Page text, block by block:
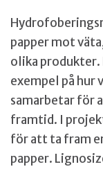
papper mot
olika
exempel på
samarbetar för
framtid. I
för att ta fram
papper.